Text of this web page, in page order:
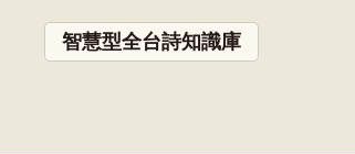
智慧型全台詩知識庫